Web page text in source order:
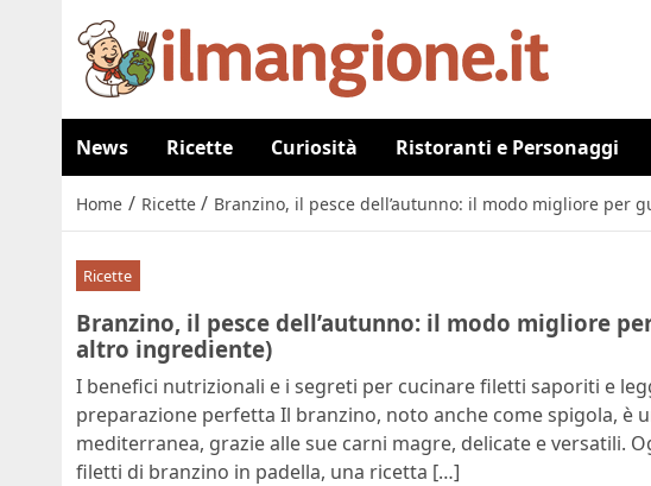
News Ricette Curiosità Ristoranti e Personaggi
Home / Ricette / Branzino, il pesce dell’autunno: il modo migliore per
Ricette
Branzino, il pesce dell’autunno: il modo migliore
altro ingrediente)
I benefici nutrizionali e i segreti per cucinare filetti saporiti e
preparazione perfetta Il branzino, noto anche come spigola, è
mediterranea, grazie alle sue carni magre, delicate e versatili.
filetti di branzino in padella, una ricetta […]